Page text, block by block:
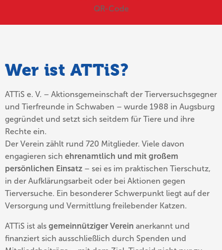
Wer ist ATTiS?
ATTiS e. V. – Aktionsgemeinschaft der Tierversuchsgegner
und Tierfreunde in Schwaben – wurde 1988 in Augsburg
gegründet und setzt sich seitdem für Tiere und ihre
Rechte ein.
Der Verein zählt rund 720 Mitglieder. Viele davon
engagieren sich ehrenamtlich und mit großem
persönlichen Einsatz – sei es im praktischen Tierschutz,
in der Aufklärungsarbeit oder bei Aktionen gegen
Tierversuche. Ein besonderer Schwerpunkt liegt auf der
Versorgung und Vermittlung freilebender Katzen.
ATTiS ist als gemeinnütziger Verein anerkannt und
finanziert sich ausschließlich durch Spenden und